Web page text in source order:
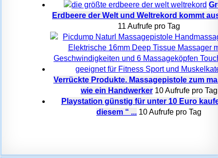
Erdbeere der Welt und Weltrekord kommt
11 Aufrufe pro Tag
Verrückte Produkte. Massagepistole zum
wie ein Handwerker 10 Aufrufe pro Tag
Playstation günstig für unter 10 Euro
diesem “ ... 10 Aufrufe pro Tag